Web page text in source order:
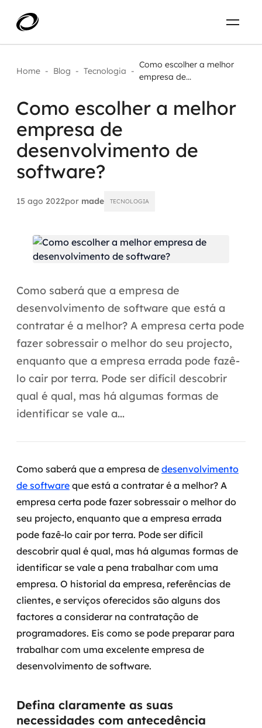
Aplicar IA com impacto real
AI / Machine Learning
IA Generativa
Agentes de IA
Aceleradores de IA
Automação inteligente
Integração de IA
AI Day
Transformar dados em decisão
Data Analytics
Business Intelligence
Data Lakes & Warehouses
Governança de dados
Modernização de aplicações
Desenvolvimento web e mobile
Modernização tecnológica
Arquitetura de soluções
Transformação digital
Projetos
Carreira
Home - Blog - Tecnologia -
Como escolher a melhor
empresa de...
Como escolher a melhor
empresa de
desenvolvimento de
software?
15 ago 2022por made TECNOLOGIA
Como saberá que a empresa de
desenvolvimento de software que está a
contratar é a melhor? A empresa certa pode
fazer sobressair o melhor do seu projecto,
enquanto que a empresa errada pode fazê-
lo cair por terra. Pode ser difícil descobrir
qual é qual, mas há algumas formas de
identificar se vale a...
Como saberá que a empresa de desenvolvimento
de software que está a contratar é a melhor? A
empresa certa pode fazer sobressair o melhor do
seu projecto, enquanto que a empresa errada
pode fazê-lo cair por terra. Pode ser difícil
descobrir qual é qual, mas há algumas formas de
identificar se vale a pena trabalhar com uma
empresa. O historial da empresa, referências de
clientes, e serviços oferecidos são alguns dos
factores a considerar na contratação de
programadores. Eis como se pode preparar para
trabalhar com uma excelente empresa de
desenvolvimento de software.
Defina claramente as suas
necessidades com antecedência